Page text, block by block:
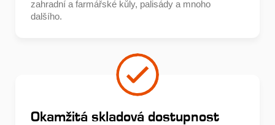
zahradní a farmářské kůly, palisády a mnoho
dalšího.
Okamžitá skladová dostupnost